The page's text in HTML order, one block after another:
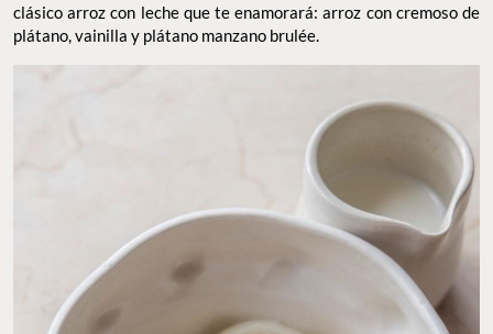
clásico arroz con leche que te enamorará: arroz con cremoso de
plátano, vainilla y plátano manzano brulée.